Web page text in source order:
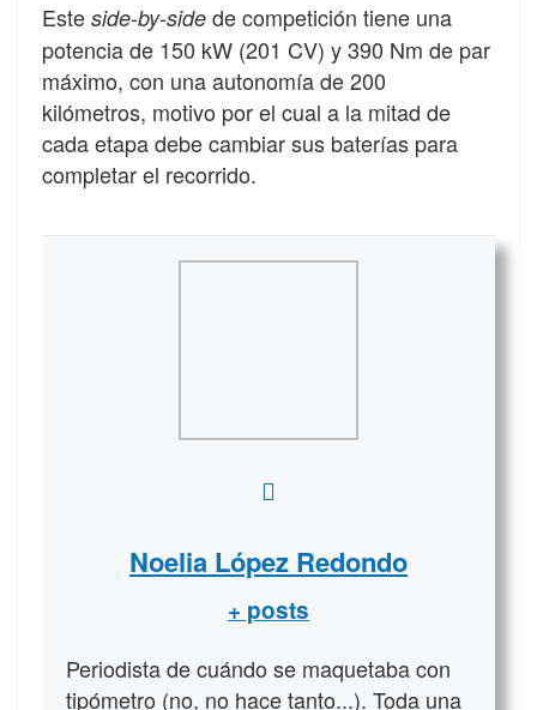
Este side-by-side de competición tiene una
potencia de 150 kW (201 CV) y 390 Nm de par
máximo, con una autonomía de 200
kilómetros, motivo por el cual a la mitad de
cada etapa debe cambiar sus baterías para
completar el recorrido.
Noelia López Redondo
+ posts
Periodista de cuándo se maquetaba con
tipómetro (no, no hace tanto...). Toda una